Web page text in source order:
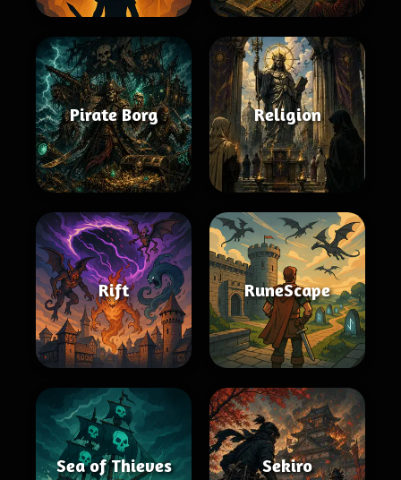
Pirate Borg Religion
Rift RuneScape
Sea of Thieves Sekiro